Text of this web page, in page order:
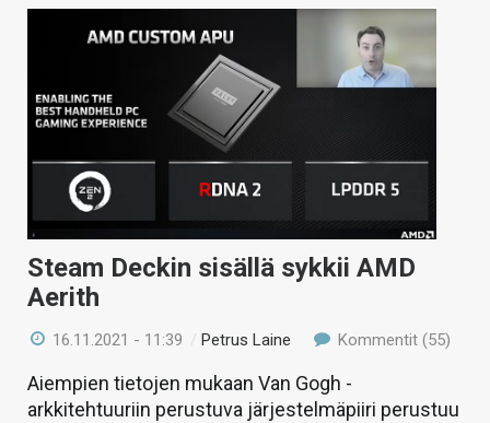
Steam Deckin sisällä sykkii AMD
Aerith
16.11.2021 - 11:39 / Petrus Laine Kommentit (55)
Aiempien tietojen mukaan Van Gogh -
arkkitehtuuriin perustuva järjestelmäpiiri perustuu